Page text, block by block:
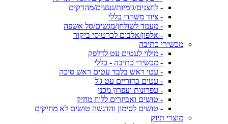
- לחצנים/גומיות/נעצים/מהדקים
- ציוד משרדי כללי
- מעמד לשולחן/מגשים/סל אשפה
- אלפון/אלבום לכרטיסי ביקור
מכשירי כתיבה
- מילוי לעטים עט לדלפק
- מכשירי כתיבה - כללי
- עטי ראש בלבד עטים ראש סיכה
- עטים כדוריים עט ג'ל
- עפרונות ועפרון מכני
- טושים ואביזרים ללוח מחיק
- טושים לסימון והדגשה טושים לא מחיקים
מוצרי תיוק